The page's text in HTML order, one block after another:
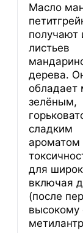
Масло
получают
листьев
дерева.
обладает
зелёным,
сладким
ароматом
для
включая
(после